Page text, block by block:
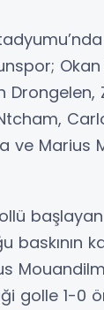
Okan
Drongelen,
ve Marius
golle 1-0